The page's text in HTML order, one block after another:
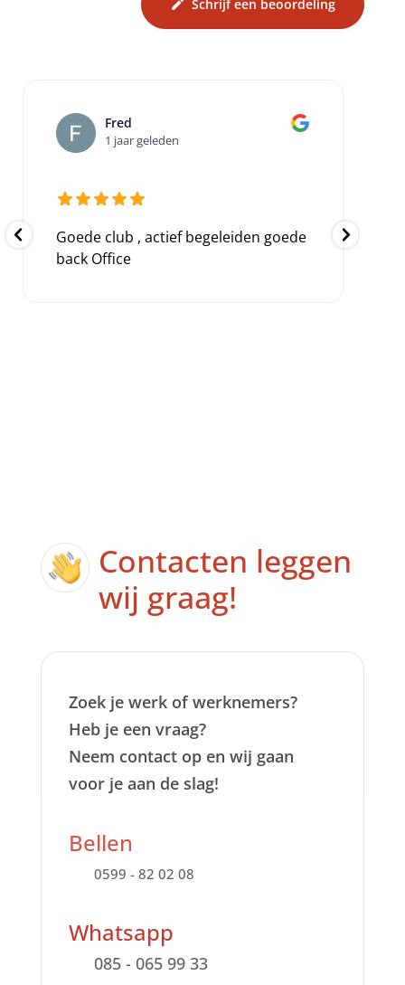
Schrijf een beoordeling
Fred
1 jaar geleden
Goede club , actief begeleiden goede
back Office
Contacten leggen
wij graag!
Zoek je werk of werknemers?
Heb je een vraag?
Neem contact op en wij gaan
voor je aan de slag!
Bellen
0599 - 82 02 08
Whatsapp
085 - 065 99 33